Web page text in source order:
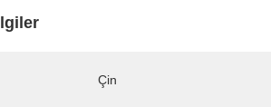
Çin